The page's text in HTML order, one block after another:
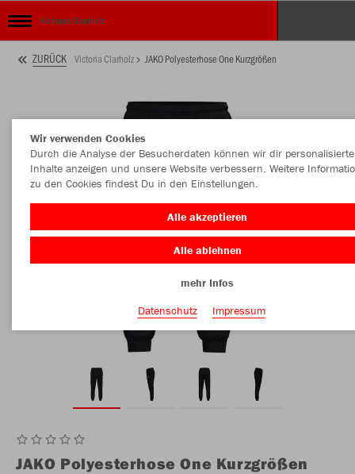
Victoria Clarholz
ZURÜCK Victoria Clarholz JAKO Polyesterhose One Kurzgrößen
JAKO Polyesterhose One Kurzgrößen
Wir verwenden Cookies
Durch die Analyse der Besucherdaten können wir dir personalisierte
Inhalte anzeigen und unsere Website verbessern. Weitere
zu den Cookies findest Du in den Einstellungen.
Alle akzeptieren
Alle ablehnen
mehr Infos
Datenschutz
Impressum